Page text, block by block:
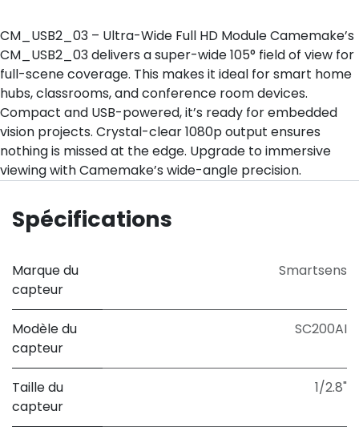
CM_USB2_03 – Ultra-Wide Full HD Module Camemake’s
CM_USB2_03 delivers a super-wide 105° field of view for
full-scene coverage. This makes it ideal for smart home
hubs, classrooms, and conference room devices.
Compact and USB-powered, it’s ready for embedded
vision projects. Crystal-clear 1080p output ensures
nothing is missed at the edge. Upgrade to immersive
viewing with Camemake’s wide-angle precision.
Spécifications
Marque du
capteur
Smartsens
Modèle du
capteur
SC200AI
Taille du
capteur
1/2.8"